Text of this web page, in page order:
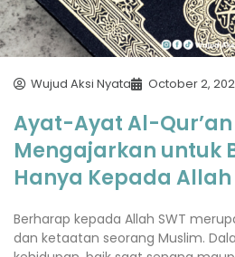
Wujud Aksi Nyata October 2,
Ayat-Ayat Al-
Mengajarkan untuk
Hanya Kepada Allah
Berharap kepada Allah SWT
dan ketaatan seorang Muslim.